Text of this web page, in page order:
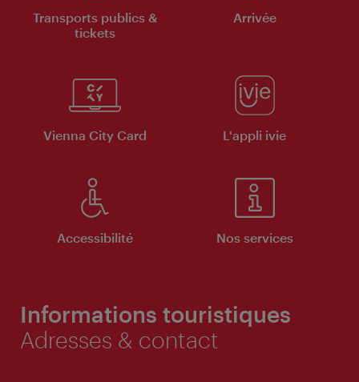
Transports publics &
tickets
Arrivée
Vienna City Card L'appli ivie
Accessibilité Nos services
Informations touristiques
Adresses & contact